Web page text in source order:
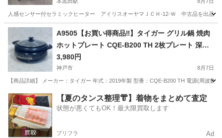
人感センサー付セラミックヒーター アイリスオーヤマＪＣＨ-12-Ｗ 中古品を出品し
兵庫 多可郡 本黒田駅 生活家電
A9505【お買い得商品‼】タイガー グリル鍋 焼肉
ホットプレート CQE-B200 TH 2枚プレート 深鍋
3.5L
3,980円
神戸市 8月7日
【商品詳細】 メーカー：タイガー 年式：2019年製 型番：CQE-B200 TH 電源(周波
兵庫 神戸市 キッチン家電
【夏のタンス整理👘】着物をまとめて査定
状態が悪くてもOK！最大限買取します
プリフラ Ad